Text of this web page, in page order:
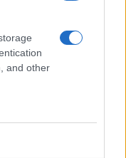
and other